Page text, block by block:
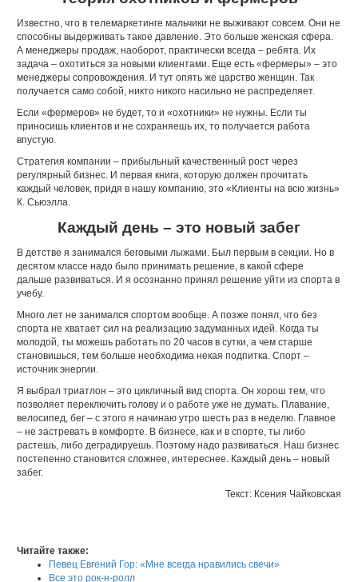
Известно, что в телемаркетинге мальчики не выживают совсем. Они не
способны выдерживать такое давление. Это больше женская сфера.
А менеджеры продаж, наоборот, практически всегда – ребята. Их
задача – охотиться за новыми клиентами. Еще есть «фермеры» – это
менеджеры сопровождения. И тут опять же царство женщин. Так
получается само собой, никто никого насильно не распределяет.
Если «фермеров» не будет, то и «охотники» не нужны. Если ты
приносишь клиентов и не сохраняешь их, то получается работа
впустую.
Стратегия компании – прибыльный качественный рост через
регулярный бизнес. И первая книга, которую должен прочитать
каждый человек, придя в нашу компанию, это «Клиенты на всю жизнь»
К. Сьюэлла.
Каждый день – это новый забег
В детстве я занимался беговыми лыжами. Был первым в секции. Но в
десятом классе надо было принимать решение, в какой сфере
дальше развиваться. И я осознанно принял решение уйти из спорта в
учебу.
Много лет не занимался спортом вообще. А позже понял, что без
спорта не хватает сил на реализацию задуманных идей. Когда ты
молодой, ты можешь работать по 20 часов в сутки, а чем старше
становишься, тем больше необходима некая подпитка. Спорт –
источник энергии.
Я выбрал триатлон – это цикличный вид спорта. Он хорош тем, что
позволяет переключить голову и о работе уже не думать. Плавание,
велосипед, бег – с этого я начинаю утро шесть раз в неделю. Главное
– не застревать в комфорте. В бизнесе, как и в спорте, ты либо
растешь, либо деградируешь. Поэтому надо развиваться. Наш бизнес
постепенно становится сложнее, интереснее. Каждый день – новый
забег.
Текст: Ксения Чайковская
Читайте также:
Певец Евгений Гор: «Мне всегда нравились свечи»
Все это рок-н-ролл